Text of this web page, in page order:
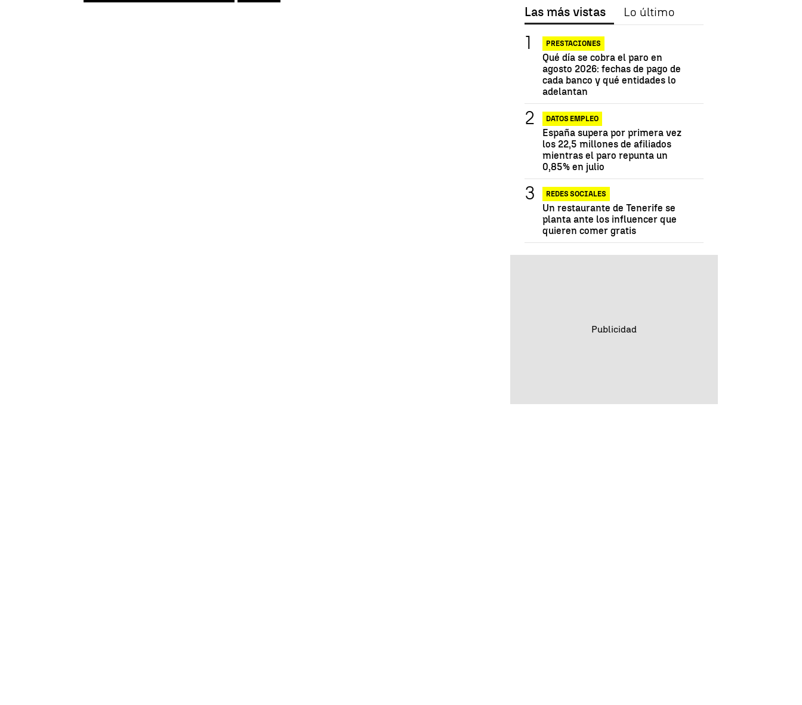
Las más vistas Lo último
PRESTACIONES
Qué día se cobra el paro en
agosto 2026: fechas de pago de
cada banco y qué entidades lo
adelantan
DATOS EMPLEO
España supera por primera vez
los 22,5 millones de afiliados
mientras el paro repunta un
0,85% en julio
REDES SOCIALES
Un restaurante de Tenerife se
planta ante los influencer que
quieren comer gratis